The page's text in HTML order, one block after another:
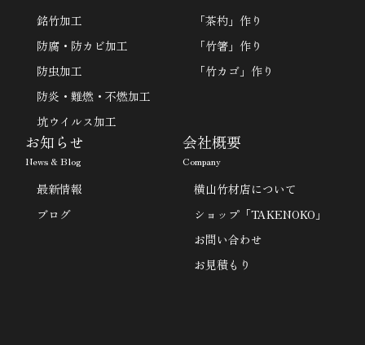
銘竹加工
防腐・防カビ加工
防虫加工
防炎・難燃・不燃加工
坑ウイルス加工
「茶杓」作り
「竹箸」作り
「竹カゴ」作り
お知らせ
News & Blog
最新情報
ブログ
会社概要
Company
横山竹材店について
ショップ「TAKENOKO」
お問い合わせ
お見積もり